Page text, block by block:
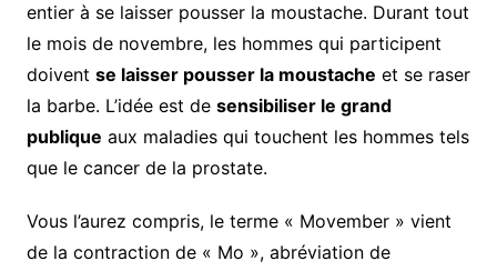
entier à se laisser pousser la moustache. Durant tout
le mois de novembre, les hommes qui participent
doivent se laisser pousser la moustache et se raser
la barbe. L’idée est de sensibiliser le grand
publique aux maladies qui touchent les hommes tels
que le cancer de la prostate.
Vous l’aurez compris, le terme « Movember » vient
de la contraction de « Mo », abréviation de